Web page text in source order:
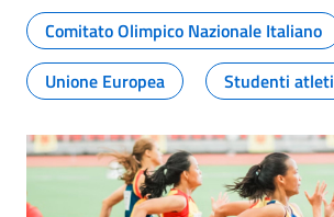
Comitato Olimpico Nazionale Italiano
Unione Europea
Studenti atleti